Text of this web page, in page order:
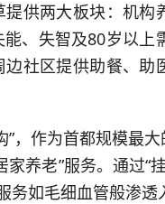
供两大板块：机构
、失智及80岁以
社区提供助餐、
”，作为首都规模最
养老”服务。通过“
如毛细血管般渗透